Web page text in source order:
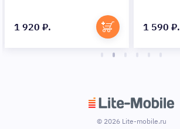
1 920 ₽. 1 590 ₽.
© 2026 Lite-mobile.ru